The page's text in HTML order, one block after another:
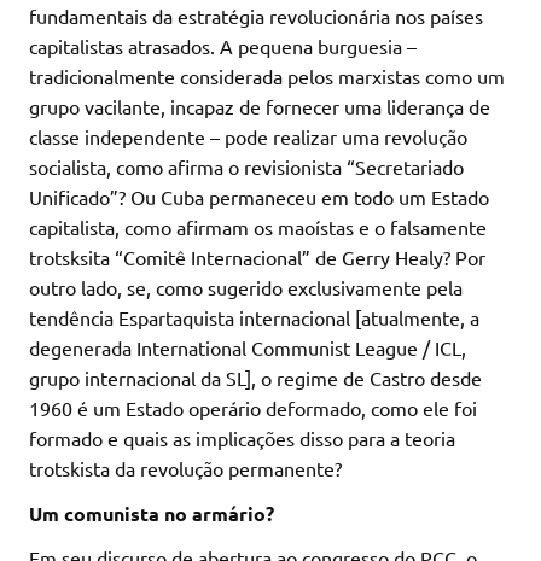
fundamentais da estratégia revolucionária nos países
capitalistas atrasados. A pequena burguesia –
tradicionalmente considerada pelos marxistas como um
grupo vacilante, incapaz de fornecer uma liderança de
classe independente – pode realizar uma revolução
socialista, como afirma o revisionista “Secretariado
Unificado”? Ou Cuba permaneceu em todo um Estado
capitalista, como afirmam os maoístas e o falsamente
trotsksita “Comitê Internacional” de Gerry Healy? Por
outro lado, se, como sugerido exclusivamente pela
tendência Espartaquista internacional [atualmente, a
degenerada International Communist League / ICL,
grupo internacional da SL], o regime de Castro desde
1960 é um Estado operário deformado, como ele foi
formado e quais as implicações disso para a teoria
trotskista da revolução permanente?
Um comunista no armário?